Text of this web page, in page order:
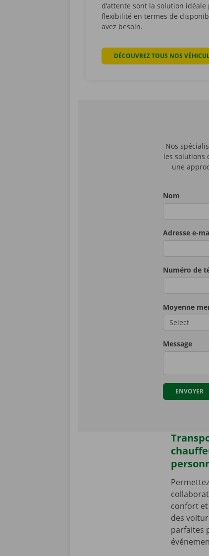
d’attente sont la solution
flexibilité en termes de
avez besoin.
DÉCOUVREZ TOUS NOS
Nos
les solutions
une
Nom
Adresse e-
Numéro de
Moyenne
Message
confort et
des
parfaites